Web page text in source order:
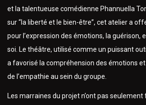
et la talentueuse comédienne Phannuella
sur “la liberté et le bien-être”, cet atelier a
pour l’expression des émotions, la guérison,
soi. Le théâtre, utilisé comme un puissant
a favorisé la compréhension des émotions
de l’empathie au sein du groupe.
Les marraines du projet n’ont pas